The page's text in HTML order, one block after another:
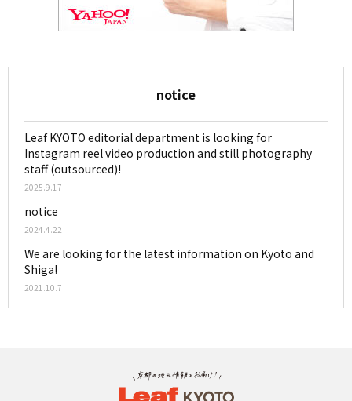
notice
Leaf KYOTO editorial department is looking for
Instagram reel video production and still photography
staff (outsourced)!
2025.9.17
notice
2024.4.22
We are looking for the latest information on Kyoto and
Shiga!
2021.10.7